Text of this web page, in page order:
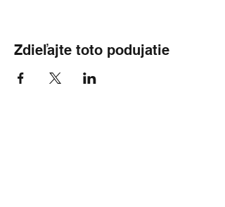
Zdieľajte toto podujatie